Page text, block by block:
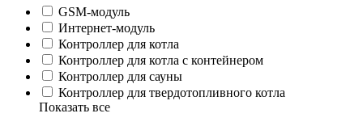
GSM-модуль
Интернет-модуль
Контроллер для котла
Контроллер для котла с контейнером
Контроллер для сауны
Контроллер для твердотопливного котла
Показать все